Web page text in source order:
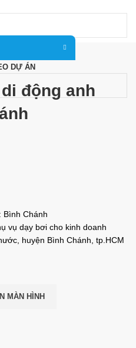
DỰ ÁN
động anh
Bình Chánh
vụ dạy bơi cho kinh doanh
huyện Bình Chánh, tp.HCM
MÀN HÌNH